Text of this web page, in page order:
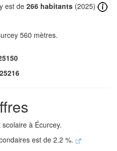
est de 266 habitants (2025)
560 mètres.
25216
à Écurcey.
est de 2.2 %.